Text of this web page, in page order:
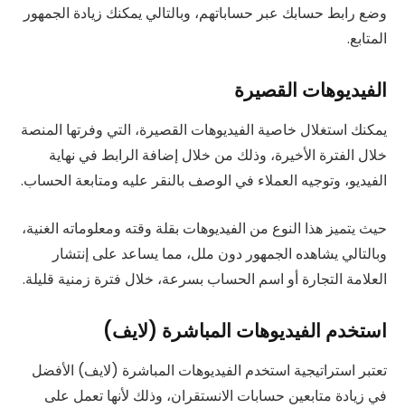
وضع رابط حسابك عبر حساباتهم، وبالتالي يمكنك زيادة الجمهور
المتابع.
الفيديوهات القصيرة
يمكنك استغلال خاصية الفيديوهات القصيرة، التي وفرتها المنصة
خلال الفترة الأخيرة، وذلك من خلال إضافة الرابط في نهاية
الفيديو، وتوجيه العملاء في الوصف بالنقر عليه ومتابعة الحساب.
حيث يتميز هذا النوع من الفيديوهات بقلة وقته ومعلوماته الغنية،
وبالتالي يشاهده الجمهور دون ملل، مما يساعد على إنتشار
العلامة التجارة أو اسم الحساب بسرعة، خلال فترة زمنية قليلة.
استخدم الفيديوهات المباشرة (لايف)
تعتبر استراتيجية استخدم الفيديوهات المباشرة (لايف) الأفضل
في زيادة متابعين حسابات الانستقران، وذلك لأنها تعمل على